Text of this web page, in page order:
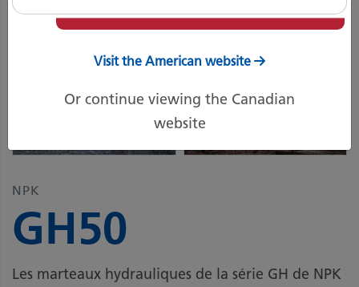
NPK
GH50
Les marteaux hydrauliques de la série GH de NPK
Visit the American website
Or continue viewing the Canadian
website